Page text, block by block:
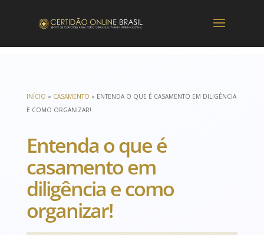
INÍCIO » CASAMENTO » ENTENDA O QUE É CASAMENTO EM DILIGÊNCIA
E COMO ORGANIZAR!
Entenda o que é
casamento em
diligência e como
organizar!